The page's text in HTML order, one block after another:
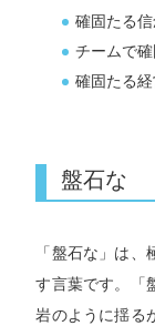
確固たる
チームで
確固たる経
盤石な
「盤石な」は
す言葉です。「
岩のように揺る